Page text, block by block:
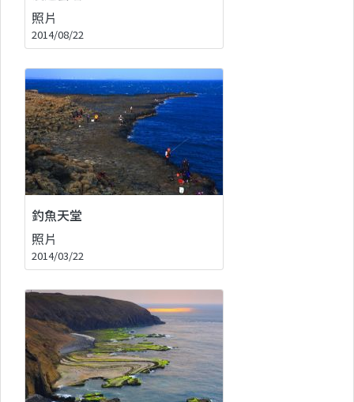
照片
2014/08/22
釣魚天堂
照片
2014/03/22